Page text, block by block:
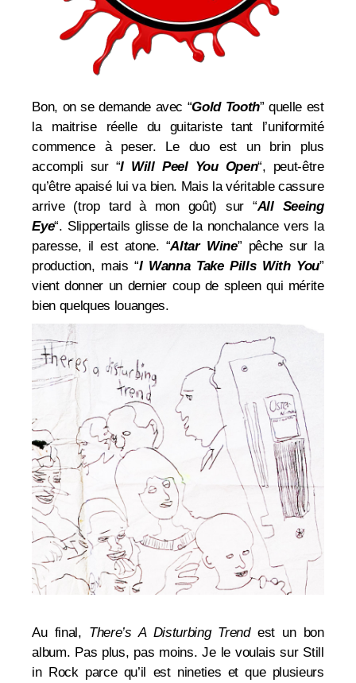
Bon, on se demande avec “Gold Tooth” quelle est
la maitrise réelle du guitariste tant l’uniformité
commence à peser. Le duo est un brin plus
accompli sur “I Will Peel You Open“, peut-être
qu’être apaisé lui va bien. Mais la véritable cassure
arrive (trop tard à mon goût) sur “All Seeing
Eye“. Slippertails glisse de la nonchalance vers la
paresse, il est atone. “Altar Wine” pêche sur la
production, mais “I Wanna Take Pills With You”
vient donner un dernier coup de spleen qui mérite
bien quelques louanges.
Au final, There’s A Disturbing Trend est un bon
album. Pas plus, pas moins. Je le voulais sur Still
in Rock parce qu’il est nineties et que plusieurs